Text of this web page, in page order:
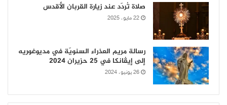
صلاة تُردّد عند زيارة القربان الأقدس
22 مايو، 2025
رسالة مريم العذراء السنويّة في مديوغوريه
إلى إيڤانكا في 25 حزيران 2024
26 يونيو، 2024